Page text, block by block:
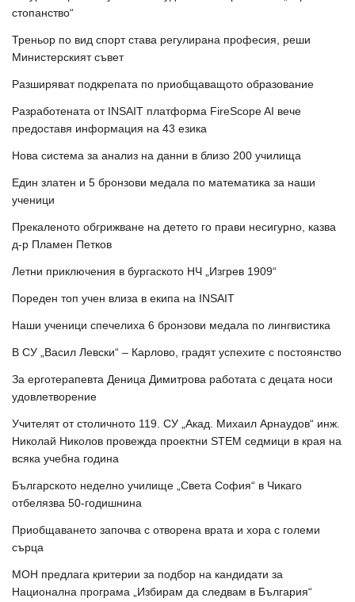
стопанство“
Треньор по вид спорт става регулирана професия, реши
Министерският съвет
Разширяват подкрепата по приобщаващото образование
Разработената от INSAIT платформа FireScope AI вече
предоставя информация на 43 езика
Нова система за анализ на данни в близо 200 училища
Един златен и 5 бронзови медала по математика за наши
ученици
Прекаленото обгрижване на детето го прави несигурно, казва
д-р Пламен Петков
Летни приключения в бургаското НЧ „Изгрев 1909“
Пореден топ учен влиза в екипа на INSAIT
Наши ученици спечелиха 6 бронзови медала по лингвистика
В СУ „Васил Левски“ – Карлово, градят успехите с постоянство
За ерготерапевта Деница Димитрова работата с децата носи
удовлетворение
Учителят от столичното 119. СУ „Акад. Михаил Арнаудов“ инж.
Николай Николов провежда проектни STEM седмици в края на
всяка учебна година
Българското неделно училище „Света София“ в Чикаго
отбелязва 50-годишнина
Приобщаването започва с отворена врата и хора с големи
сърца
МОН предлага критерии за подбор на кандидати за
Национална програма „Избирам да следвам в България“